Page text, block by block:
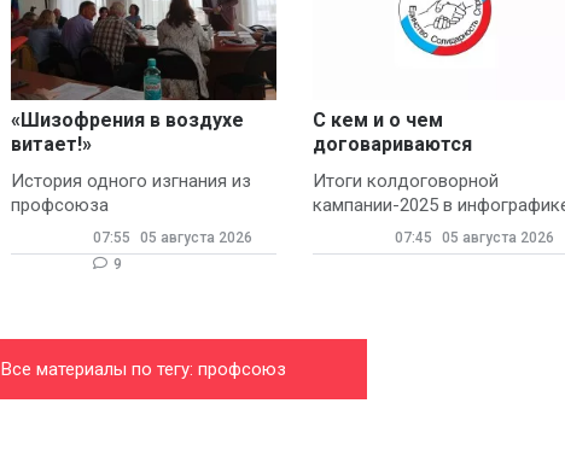
«Шизофрения в воздухе
витает!»
История одного изгнания из
профсоюза
07:55
05 августа 2026
9
С кем и о чем
договариваются
профсоюзы
Итоги колдоговорной
кампании-2025 в
07:45 05 августа 2026
Все материалы по тегу: профсоюз